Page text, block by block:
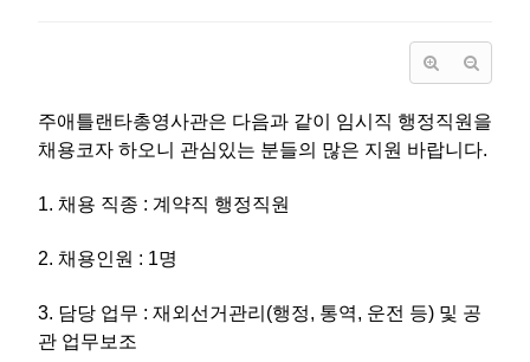
주애틀랜타총영사관은 다음과 같이 임시직 행정직원을
채용코자 하오니 관심있는 분들의 많은 지원 바랍니다.
1. 채용 직종 : 계약직 행정직원
2. 채용인원 : 1명
3. 담당 업무 : 재외선거관리(행정, 통역, 운전 등) 및 공
관 업무보조